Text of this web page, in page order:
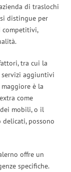
di traslochi
distingue per
competitivi,
tra cui la
aggiuntivi
è la
come
mobili, o il
possono
offre un
specifiche.